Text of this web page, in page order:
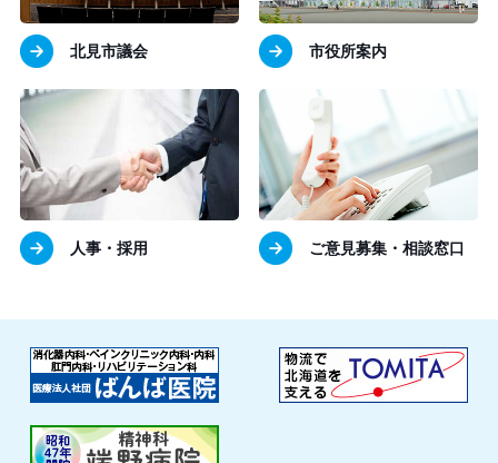
北見市議会 市役所案内
人事・採用 ご意見募集・相談窓口